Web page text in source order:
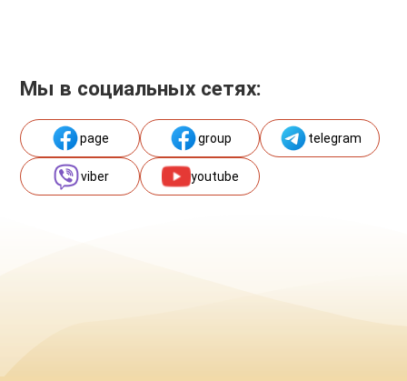
Мы в социальных сетях:
page group telegram
viber youtube